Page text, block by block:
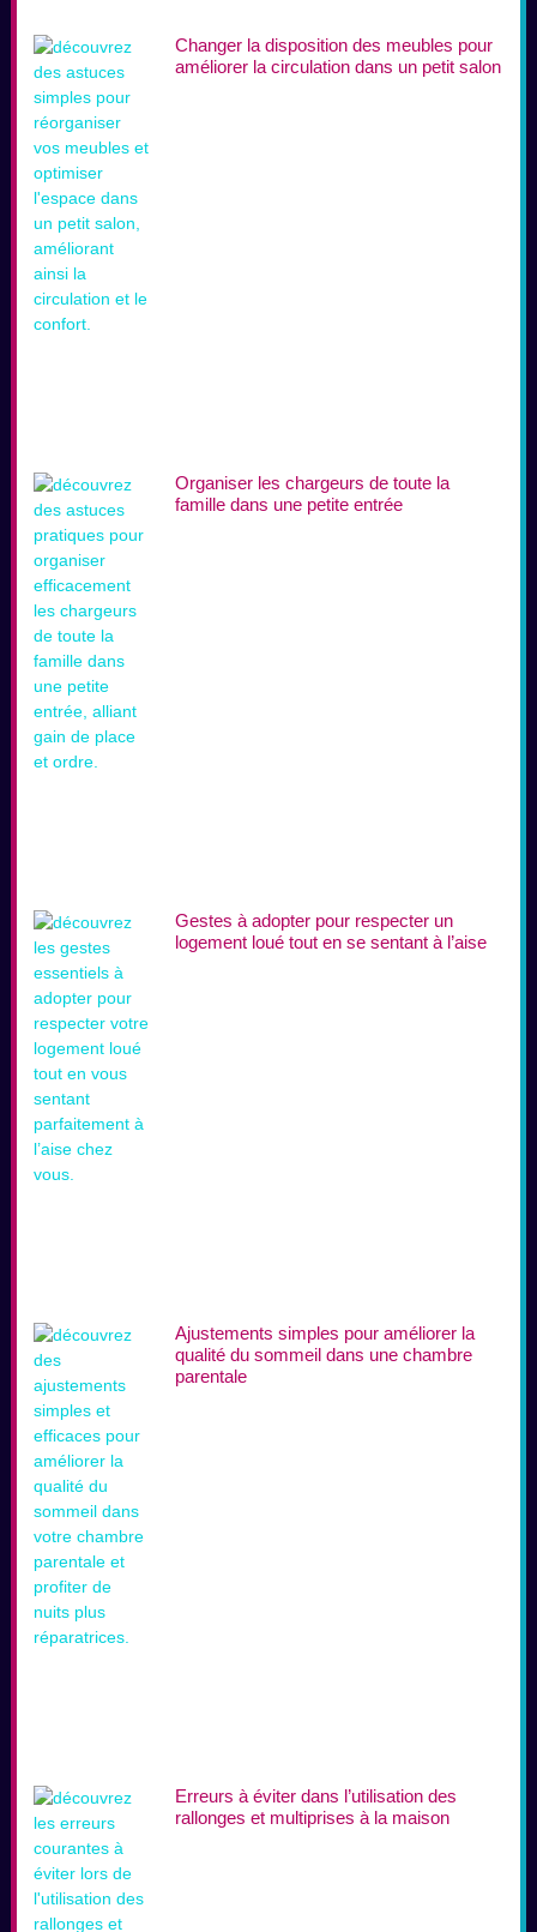
Changer la disposition des meubles pour
améliorer la circulation dans un petit salon
Organiser les chargeurs de toute la
famille dans une petite entrée
Gestes à adopter pour respecter un
logement loué tout en se sentant à l’aise
Ajustements simples pour améliorer la
qualité du sommeil dans une chambre
parentale
Erreurs à éviter dans l’utilisation des
rallonges et multiprises à la maison